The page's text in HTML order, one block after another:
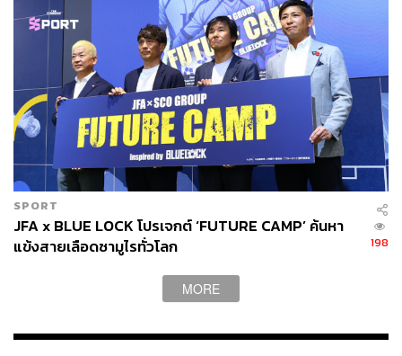
SPORT
JFA x BLUE LOCK โปรเจกต์ ‘FUTURE CAMP’ ค้นหา
แข้งสายเลือดซามูไรทั่วโลก
198
MORE